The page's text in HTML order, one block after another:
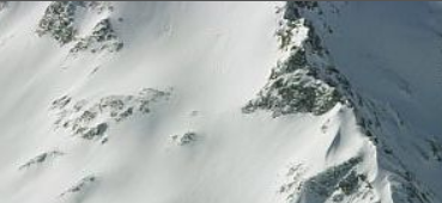
2026-08-08
Лас Леньяс
+8